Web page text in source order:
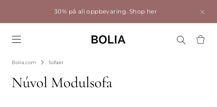
30% på all oppbevaring. Shop her
Bolia.com Sofaer
Núvol Modulsofa